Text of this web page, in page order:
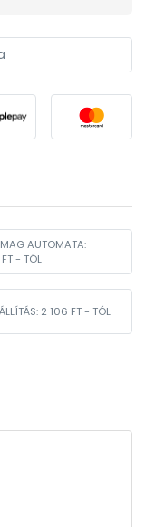
AUTOMATA:
FT - TÓL
2 106 FT - TÓL